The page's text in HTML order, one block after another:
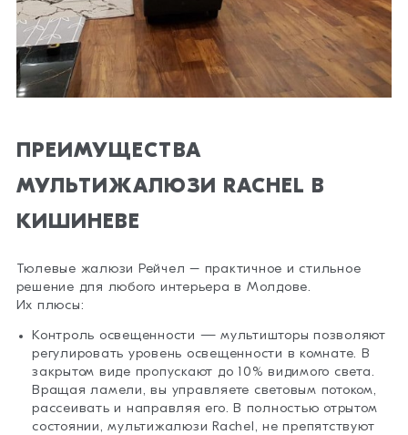
ПРЕИМУЩЕСТВА
МУЛЬТИЖАЛЮЗИ RACHEL В
КИШИНЕВЕ
Тюлевые жалюзи Рейчел – практичное и стильное
решение для любого интерьера в Молдове.
Их плюсы:
Контроль освещенности — мультишторы позволяют
регулировать уровень освещенности в комнате. В
закрытом виде пропускают до 10% видимого света.
Вращая ламели, вы управляете световым потоком,
рассеивать и направляя его. В полностью отрытом
состоянии, мультижалюзи Rachel, не препятствуют